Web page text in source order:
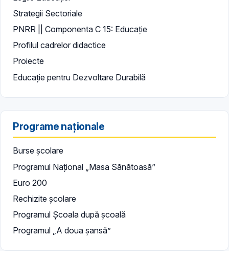
Strategii Sectoriale
PNRR || Componenta C 15: Educație
Profilul cadrelor didactice
Proiecte
Educație pentru Dezvoltare Durabilă
Programe naționale
Burse școlare
Programul Național „Masa Sănătoasă”
Euro 200
Rechizite școlare
Programul Școala după școală
Programul „A doua şansă”